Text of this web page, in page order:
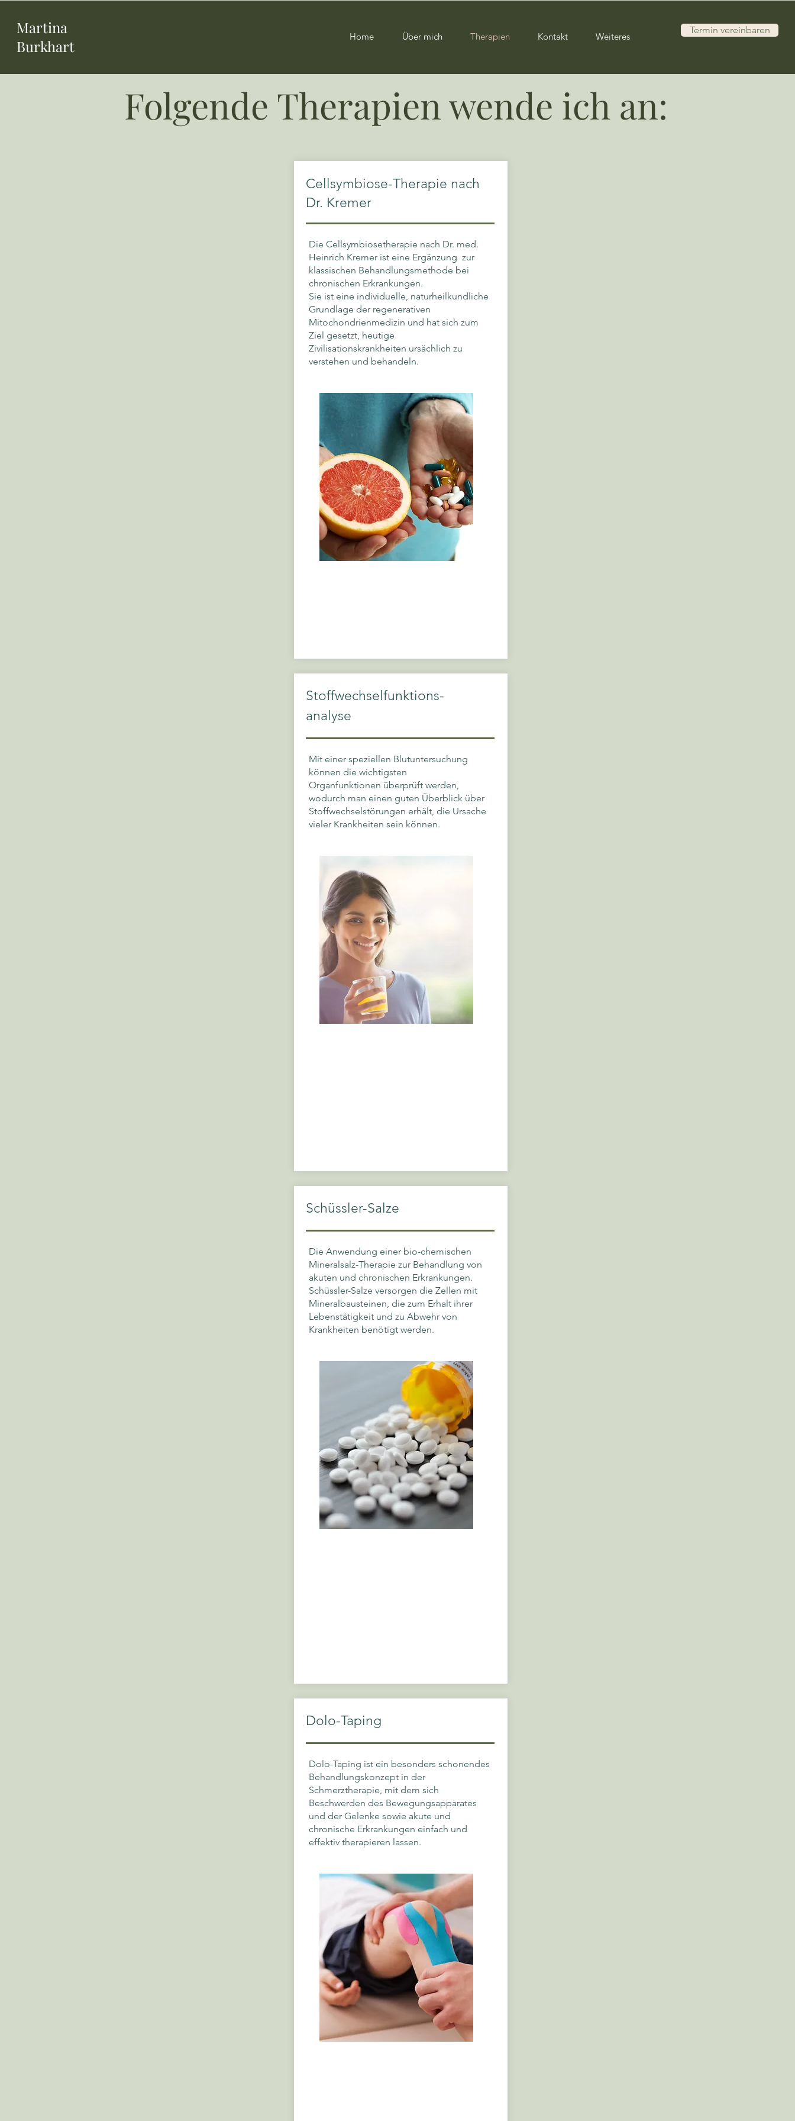
Martina
Burkhart
Home Über mich Therapien Kontakt Weiteres
Termin vereinbaren
Folgende Therapien wende ich an:
Cellsymbiose-Therapie nach
Dr. Kremer
Die Cellsymbiosetherapie nach Dr. med.
Heinrich Kremer ist eine Ergänzung zur
klassischen Behandlungsmethode bei
chronischen Erkrankungen.
Sie ist eine individuelle, naturheilkundliche
Grundlage der regenerativen
Mitochondrienmedizin und hat sich zum
Ziel gesetzt, heutige
Zivilisationskrankheiten ursächlich zu
verstehen und behandeln.
Stoffwechselfunktions-
analyse
Mit einer speziellen Blutuntersuchung
können die wichtigsten
Organfunktionen überprüft werden,
wodurch man einen guten Überblick über
Stoffwechselstörungen erhält, die Ursache
vieler Krankheiten sein können.
Schüssler-Salze
Die Anwendung einer bio-chemischen
Mineralsalz-Therapie zur Behandlung von
akuten und chronischen Erkrankungen.
Schüssler-Salze versorgen die Zellen mit
Mineralbausteinen, die zum Erhalt ihrer
Lebenstätigkeit und zu Abwehr von
Krankheiten benötigt werden.
Dolo-Taping
Dolo-Taping ist ein besonders schonendes
Behandlungskonzept in der
Schmerztherapie, mit dem sich
Beschwerden des Bewegungsapparates
und der Gelenke sowie akute und
chronische Erkrankungen einfach und
effektiv therapieren lassen.